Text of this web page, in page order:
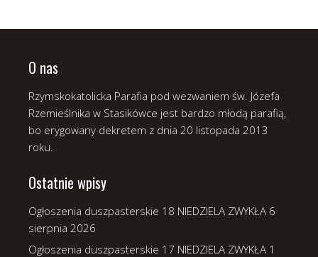
O nas
Rzymskokatolicka Parafia pod wezwaniem św. Józefa
Rzemieślnika w Stasikówce jest bardzo młodą parafią,
bo erygowany dekretem z dnia 20 listopada 2013
roku.
Ostatnie wpisy
Ogłoszenia duszpasterskie 18 NIEDZIELA ZWYKŁA 6
sierpnia 2026
Ogłoszenia duszpasterskie 17 NIEDZIELA ZWYKŁA 1